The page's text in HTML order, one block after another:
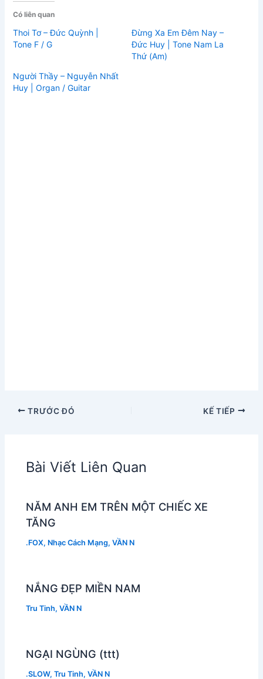
Có liên quan
Thoi Tơ – Đức Quỳnh |
Tone F / G
Đừng Xa Em Đêm Nay –
Đức Huy | Tone Nam La
Thứ (Am)
Người Thầy – Nguyễn Nhất
Huy | Organ / Guitar
TRƯỚC ĐÓ KẾ TIẾP
Bài Viết Liên Quan
NĂM ANH EM TRÊN MỘT CHIẾC XE
TĂNG
.FOX, Nhạc Cách Mạng,VẦN N
NẮNG ĐẸP MIỀN NAM
Tru Tinh,VẦN N
NGẠI NGÙNG (ttt)
.SLOW,Tru Tinh,VẦN N